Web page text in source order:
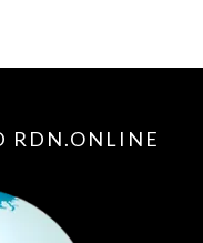
RDN.ONLINE